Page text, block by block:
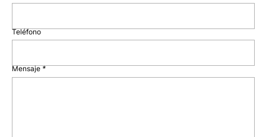
Teléfono
Mensaje *